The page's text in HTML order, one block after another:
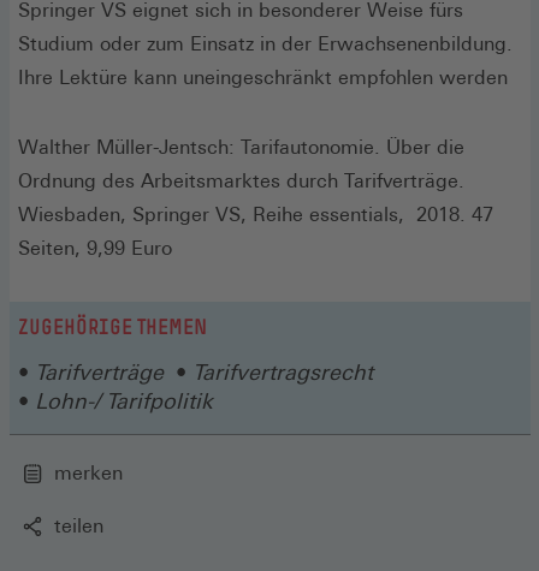
Springer VS eignet sich in besonderer Weise fürs
Studium oder zum Einsatz in der Erwachsenenbildung.
Ihre Lektüre kann uneingeschränkt empfohlen werden
Walther Müller-Jentsch: Tarifautonomie. Über die
Ordnung des Arbeitsmarktes durch Tarifverträge.
Wiesbaden, Springer VS, Reihe essentials, 2018. 47
Seiten, 9,99 Euro
ZUGEHÖRIGE THEMEN
Tarifverträge
Tarifvertragsrecht
Lohn-/ Tarifpolitik
merken
teilen